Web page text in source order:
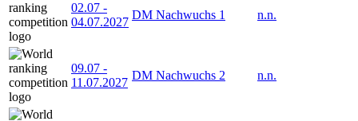
02.07 -
04.07.2027
DM Nachwuchs 1 n.n.
09.07 -
11.07.2027
DM Nachwuchs 2 n.n.